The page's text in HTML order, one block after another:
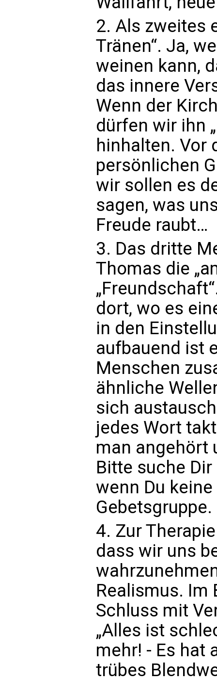
2. Als zweites
Tränen“. Ja,
weinen kann,
das innere
Wenn der
dürfen wir ihn
hinhalten. Vor
persönlichen
wir sollen es
sagen, was
Freude raubt…
3. Das dritte
Thomas die
dort, wo es
in den
aufbauend ist
Menschen
ähnliche
sich
jedes Wort
man angehört
Bitte suche
wenn Du
Gebetsgruppe.
4. Zur
dass wir uns
Realismus. Im
Schluss mit
„Alles ist
mehr! - Es hat
trübes